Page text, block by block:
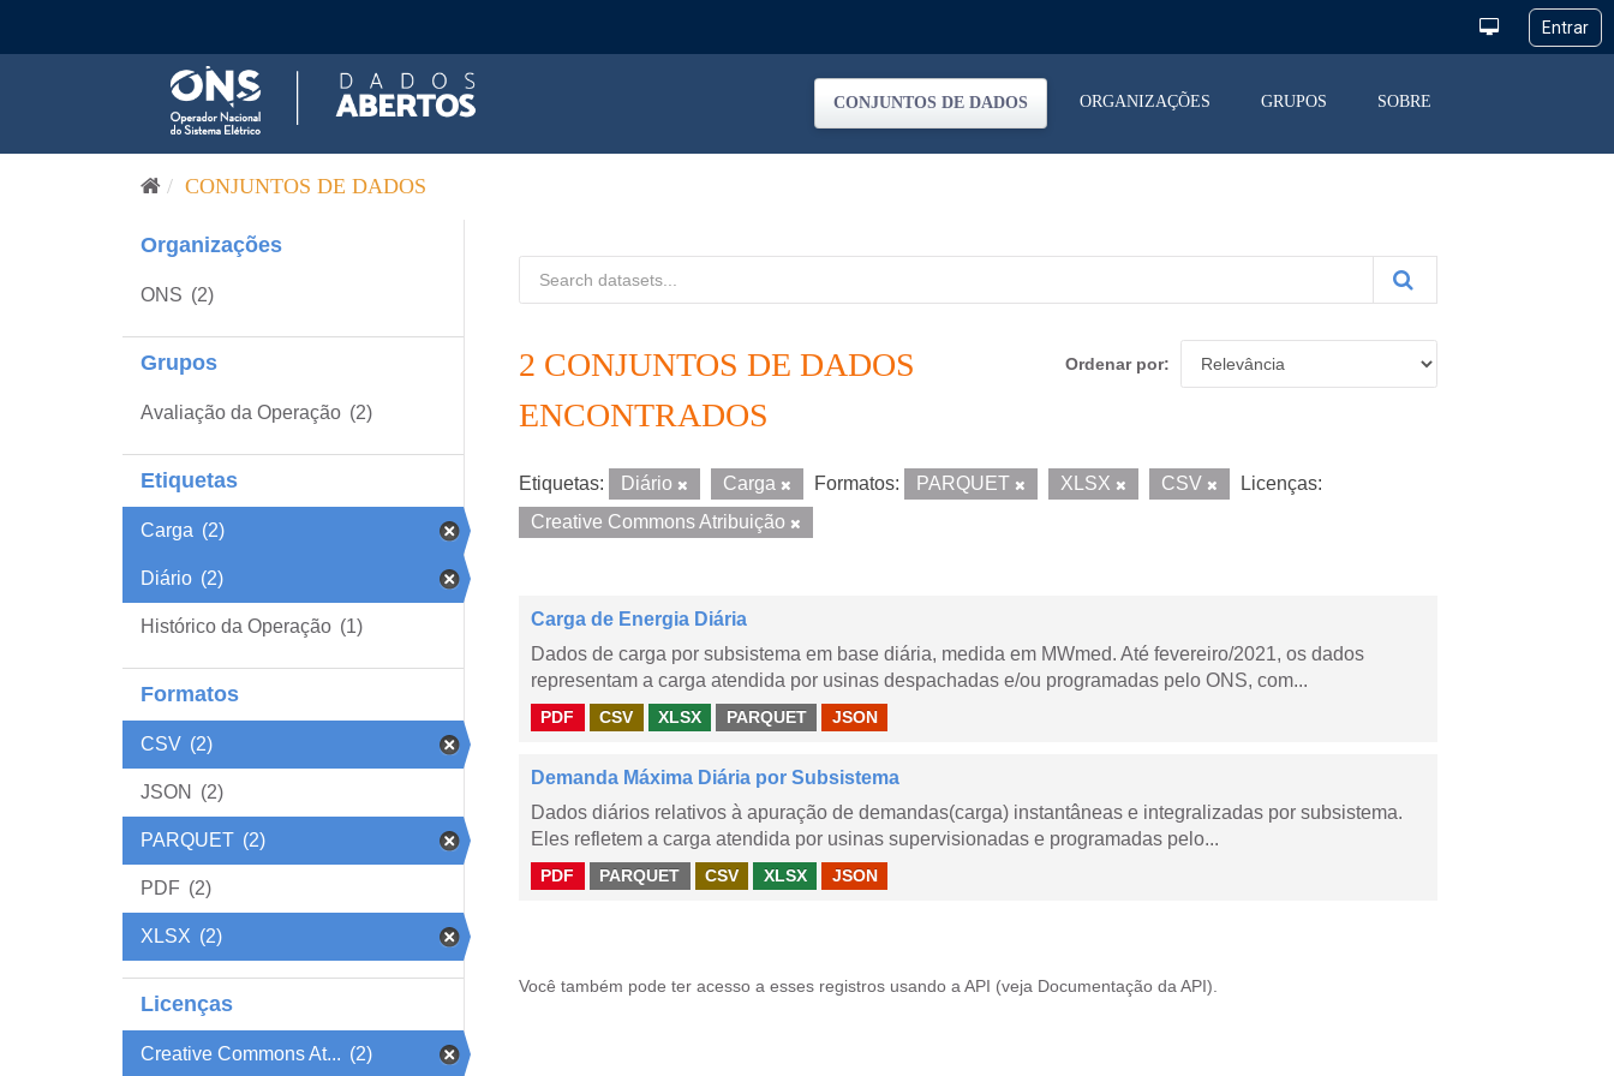
CONJUNTOS DE DADOS ORGANIZAÇÕES GRUPOS SOBRE
CONJUNTOS DE DADOS
Organizações
ONS (2)
Grupos
Avaliação da Operação (2)
Etiquetas
Carga (2)
Diário (2)
Histórico da Operação (1)
Formatos
CSV (2)
JSON (2)
PARQUET (2)
PDF (2)
XLSX (2)
Licenças
Creative Commons At... (2)
Ordenar por
2 CONJUNTOS DE DADOS
ENCONTRADOS
Etiquetas: Diário Carga Formatos: PARQUET XLSX CSV
Licenças:
Creative Commons Atribuição
Carga de Energia Diária
Dados de carga por subsistema em base diária, medida em MWmed. Até fevereiro/2021, os dados
representam a carga atendida por usinas despachadas e/ou programadas pelo ONS, com...
PDF CSV XLSX PARQUET JSON
Demanda Máxima Diária por Subsistema
Dados diários relativos à apuração de demandas(carga) instantâneas e integralizadas por subsistema.
Eles refletem a carga atendida por usinas supervisionadas e programadas pelo...
PDF PARQUET CSV XLSX JSON
Você também pode ter acesso a esses registros usando a API (veja Documentação da API ).